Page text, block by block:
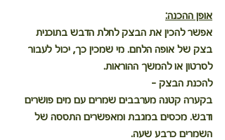
אופן ההכנה:
אפשר להכין את הבצק לחלת הדבש בתוכנית
בצק של אופה הלחם. מי שמכין כך, יכול לעבור
לסרטון או להמשך ההוראות.
להכנת הבצק -
בקערה קטנה מערבבים שמרים עם מים פושרים
ודבש. מכסים במגבת ומאפשרים התססה של
השמרים כרבע שעה.